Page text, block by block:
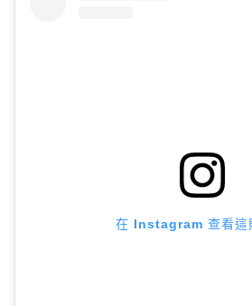
在 Instagram 查看這